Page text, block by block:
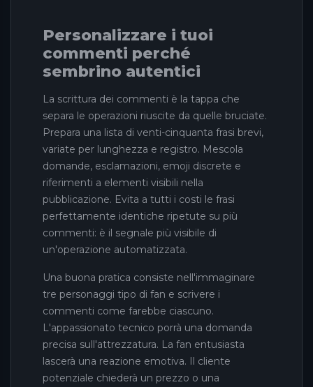
Personalizzare i tuoi
commenti perché
sembrino autentici
La scrittura dei commenti è la tappa che
separa le operazioni riuscite da quelle bruciate.
Prepara una lista di venti-cinquanta frasi brevi,
variate per lunghezza e registro. Mescola
domande, esclamazioni, emoji discrete e
riferimenti a elementi visibili nella
pubblicazione. Evita a tutti i costi le frasi
perfettamente identiche ripetute su più
commenti: è il segnale più visibile di
un'operazione automatizzata.
Una buona pratica consiste nell'immaginare
tre personaggi tipo di fan e scrivere i
commenti come farebbe ciascuno.
L'appassionato tecnico porrà una domanda
precisa sull'attrezzatura. La fan entusiasta
lascerà una reazione emotiva. Il cliente
potenziale chiederà un prezzo o una